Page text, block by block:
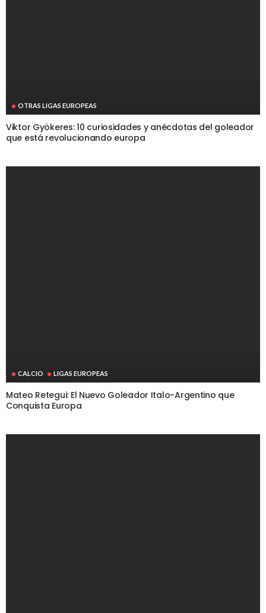
OTRAS LIGAS EUROPEAS
Viktor Gyökeres: 10 curiosidades y anécdotas del goleador
que está revolucionando europa
CALCIO LIGAS EUROPEAS
Mateo Retegui: El Nuevo Goleador Italo-Argentino que
Conquista Europa